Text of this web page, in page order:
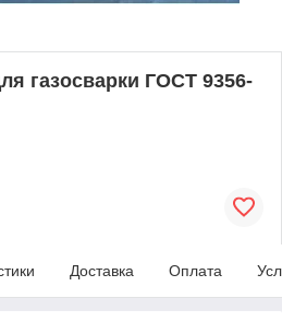
газосварки ГОСТ 9356-
Доставка Оплата